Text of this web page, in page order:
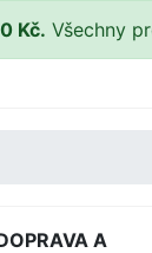
Kč. Všechny
A